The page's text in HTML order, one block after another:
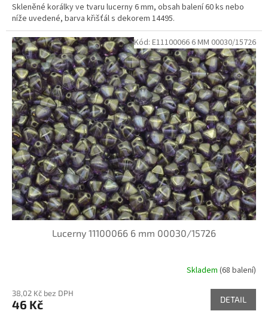
Skleněné korálky ve tvaru lucerny 6 mm, obsah balení 60 ks nebo
níže uvedené, barva křišťál s dekorem 14495.
Lucerny 11100066 6 mm 00030/15726
Skladem (68 balení)
38,02 Kč bez DPH
46 Kč DETAIL
Kód: E11100066 6 MM 00030/15726